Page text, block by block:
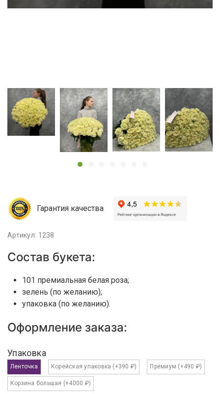
Гарантия качества
Артикул: 1238
Состав букета:
101 премиальная белая роза;
зелень (по желанию);
упаковка (по желанию).
Оформление заказа:
Упаковка
Ленточка Корейская упаковка (+390 ₽) Премиум (+490 ₽)
Корзина большая (+4000 ₽)